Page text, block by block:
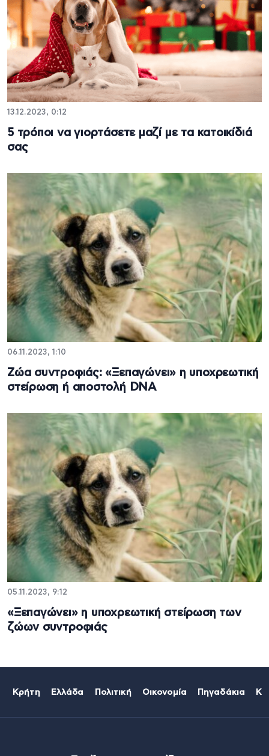
13.12.2023, 0:12
5 τρόποι να γιορτάσετε μαζί με τα κατοικίδιά
σας
06.11.2023, 1:10
Ζώα συντροφιάς: «Ξεπαγώνει» η υποχρεωτική
στείρωση ή αποστολή DNA
05.11.2023, 9:12
«Ξεπαγώνει» η υποχρεωτική στείρωση των
ζώων συντροφιάς
Κρήτη Ελλάδα Πολιτική Οικονομία Πηγαδάκια